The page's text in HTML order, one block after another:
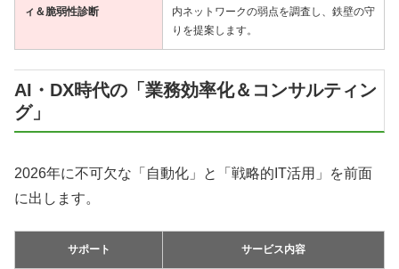
ィ＆脆弱性診断
内ネットワークの弱点を調査し、鉄壁の守
りを提案します。
AI・DX時代の「業務効率化＆コンサルティン
グ」
2026年に不可欠な「自動化」と「戦略的IT活用」を前面
に出します。
サポート サービス内容